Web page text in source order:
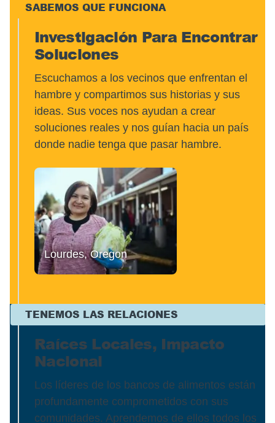
SABEMOS QUE FUNCIONA
Investigación Para Encontrar
Soluciones
Escuchamos a los vecinos que enfrentan el
hambre y compartimos sus historias y sus
ideas. Sus voces nos ayudan a crear
soluciones reales y nos guían hacia un país
donde nadie tenga que pasar hambre.
Lourdes, Oregon
TENEMOS LAS RELACIONES
Raíces Locales, Impacto
Nacional
Los líderes de los bancos de alimentos están
profundamente comprometidos con sus
comunidades. Aprendemos de ellos todos los